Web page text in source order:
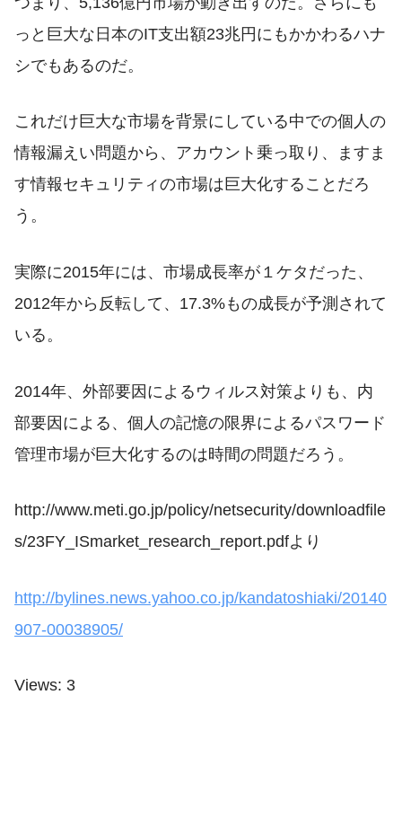
っと巨大な日本のIT支出額23兆円にもかかわるハナ
シでもあるのだ。
これだけ巨大な市場を背景にしている中での個人の
情報漏えい問題から、アカウント乗っ取り、ますま
す情報セキュリティの市場は巨大化することだろ
う。
実際に2015年には、市場成長率が１ケタだった、
2012年から反転して、17.3%もの成長が予測されて
いる。
2014年、外部要因によるウィルス対策よりも、内
部要因による、個人の記憶の限界によるパスワード
管理市場が巨大化するのは時間の問題だろう。
http://www.meti.go.jp/policy/netsecurity/downloadfile
s/23FY_ISmarket_research_report.pdfより
http://bylines.news.yahoo.co.jp/kandatoshiaki/20140
907-00038905/
Views: 3